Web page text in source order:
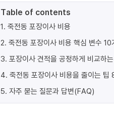
Table of contents
1. 죽전동 포장이사 비용
2. 죽전동 포장이사 비용 핵심 변수 10
3. 포장이사 견적을 공정하게 비교하
4. 죽전동 포장이사 비용을 줄이는 팁
5. 자주 묻는 질문과 답변(FAQ)